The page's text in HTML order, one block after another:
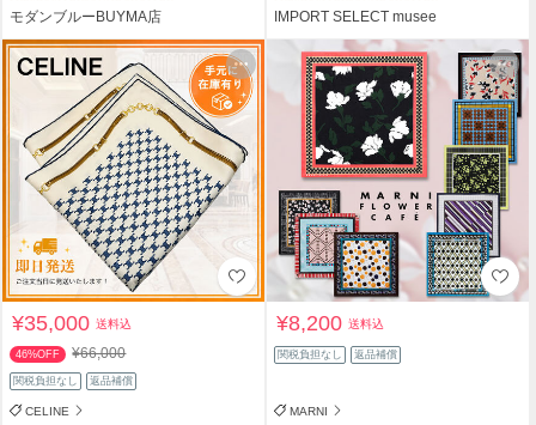
モダンブルーBUYMA店 IMPORT SELECT musee
¥35,000送料込
46%OFF ¥66,000
関税負担なし 返品補償
CELINE
¥8,200送料込
関税負担なし 返品補償
MARNI